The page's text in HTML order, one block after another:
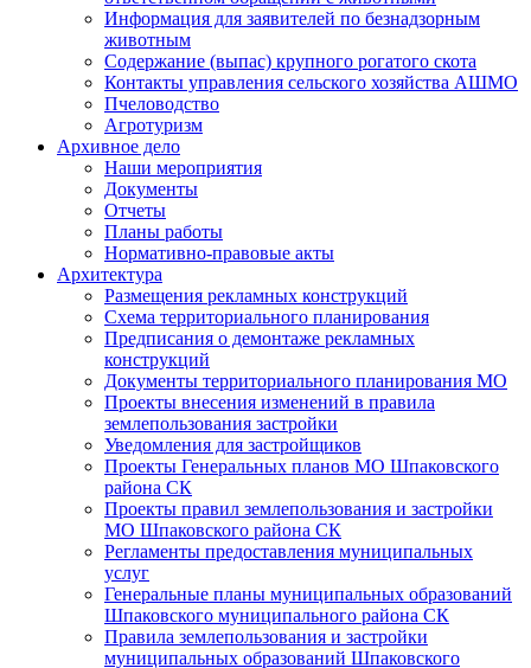
Информация для заявителей по безнадзорным
животным
Содержание (выпас) крупного рогатого скота
Контакты управления сельского хозяйства АШМО
Пчеловодство
Агротуризм
Архивное дело
Наши мероприятия
Документы
Отчеты
Планы работы
Нормативно-правовые акты
Архитектура
Размещения рекламных конструкций
Схема территориального планирования
Предписания о демонтаже рекламных
конструкций
Документы территориального планирования МО
Проекты внесения изменений в правила
землепользования застройки
Уведомления для застройщиков
Проекты Генеральных планов МО Шпаковского
района СК
Проекты правил землепользования и застройки
МО Шпаковского района СК
Регламенты предоставления муниципальных
услуг
Генеральные планы муниципальных образований
Шпаковского муниципального района СК
Правила землепользования и застройки
муниципальных образований Шпаковского